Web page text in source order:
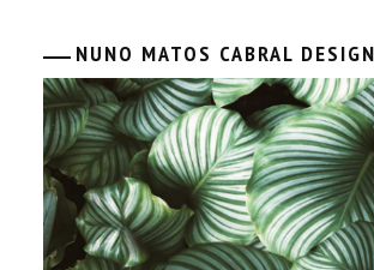
NUNO MATOS CABRAL